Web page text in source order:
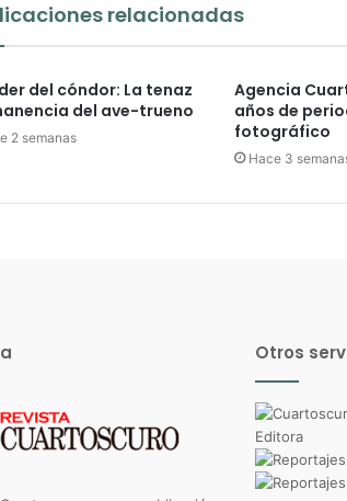
relacionadas
del cóndor: La tenaz
del ave-trueno
2 semanas
Agencia
años de
fotográfico
Hace 3
Otros